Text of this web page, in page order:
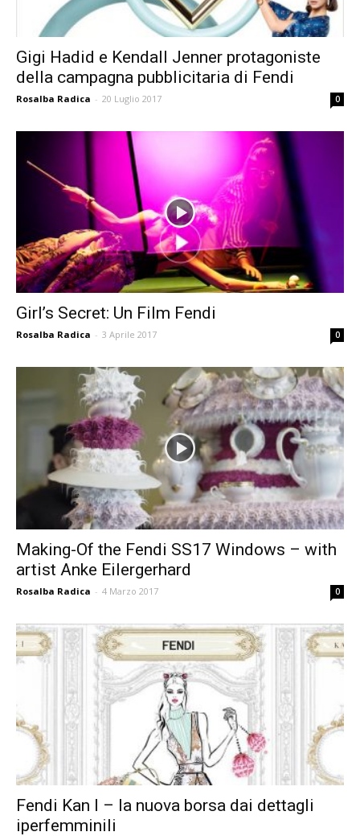
Gigi Hadid e Kendall Jenner protagoniste
della campagna pubblicitaria di Fendi
Rosalba Radica - 20 Luglio 2017 0
Girl’s Secret: Un Film Fendi
Rosalba Radica - 3 Aprile 2017 0
Making-Of the Fendi SS17 Windows – with
artist Anke Eilergerhard
Rosalba Radica - 4 Marzo 2017 0
Fendi Kan I – la nuova borsa dai dettagli
iperfemminili